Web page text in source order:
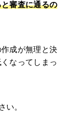
審査に通るの
成が無理と決
なってしまっ
い。